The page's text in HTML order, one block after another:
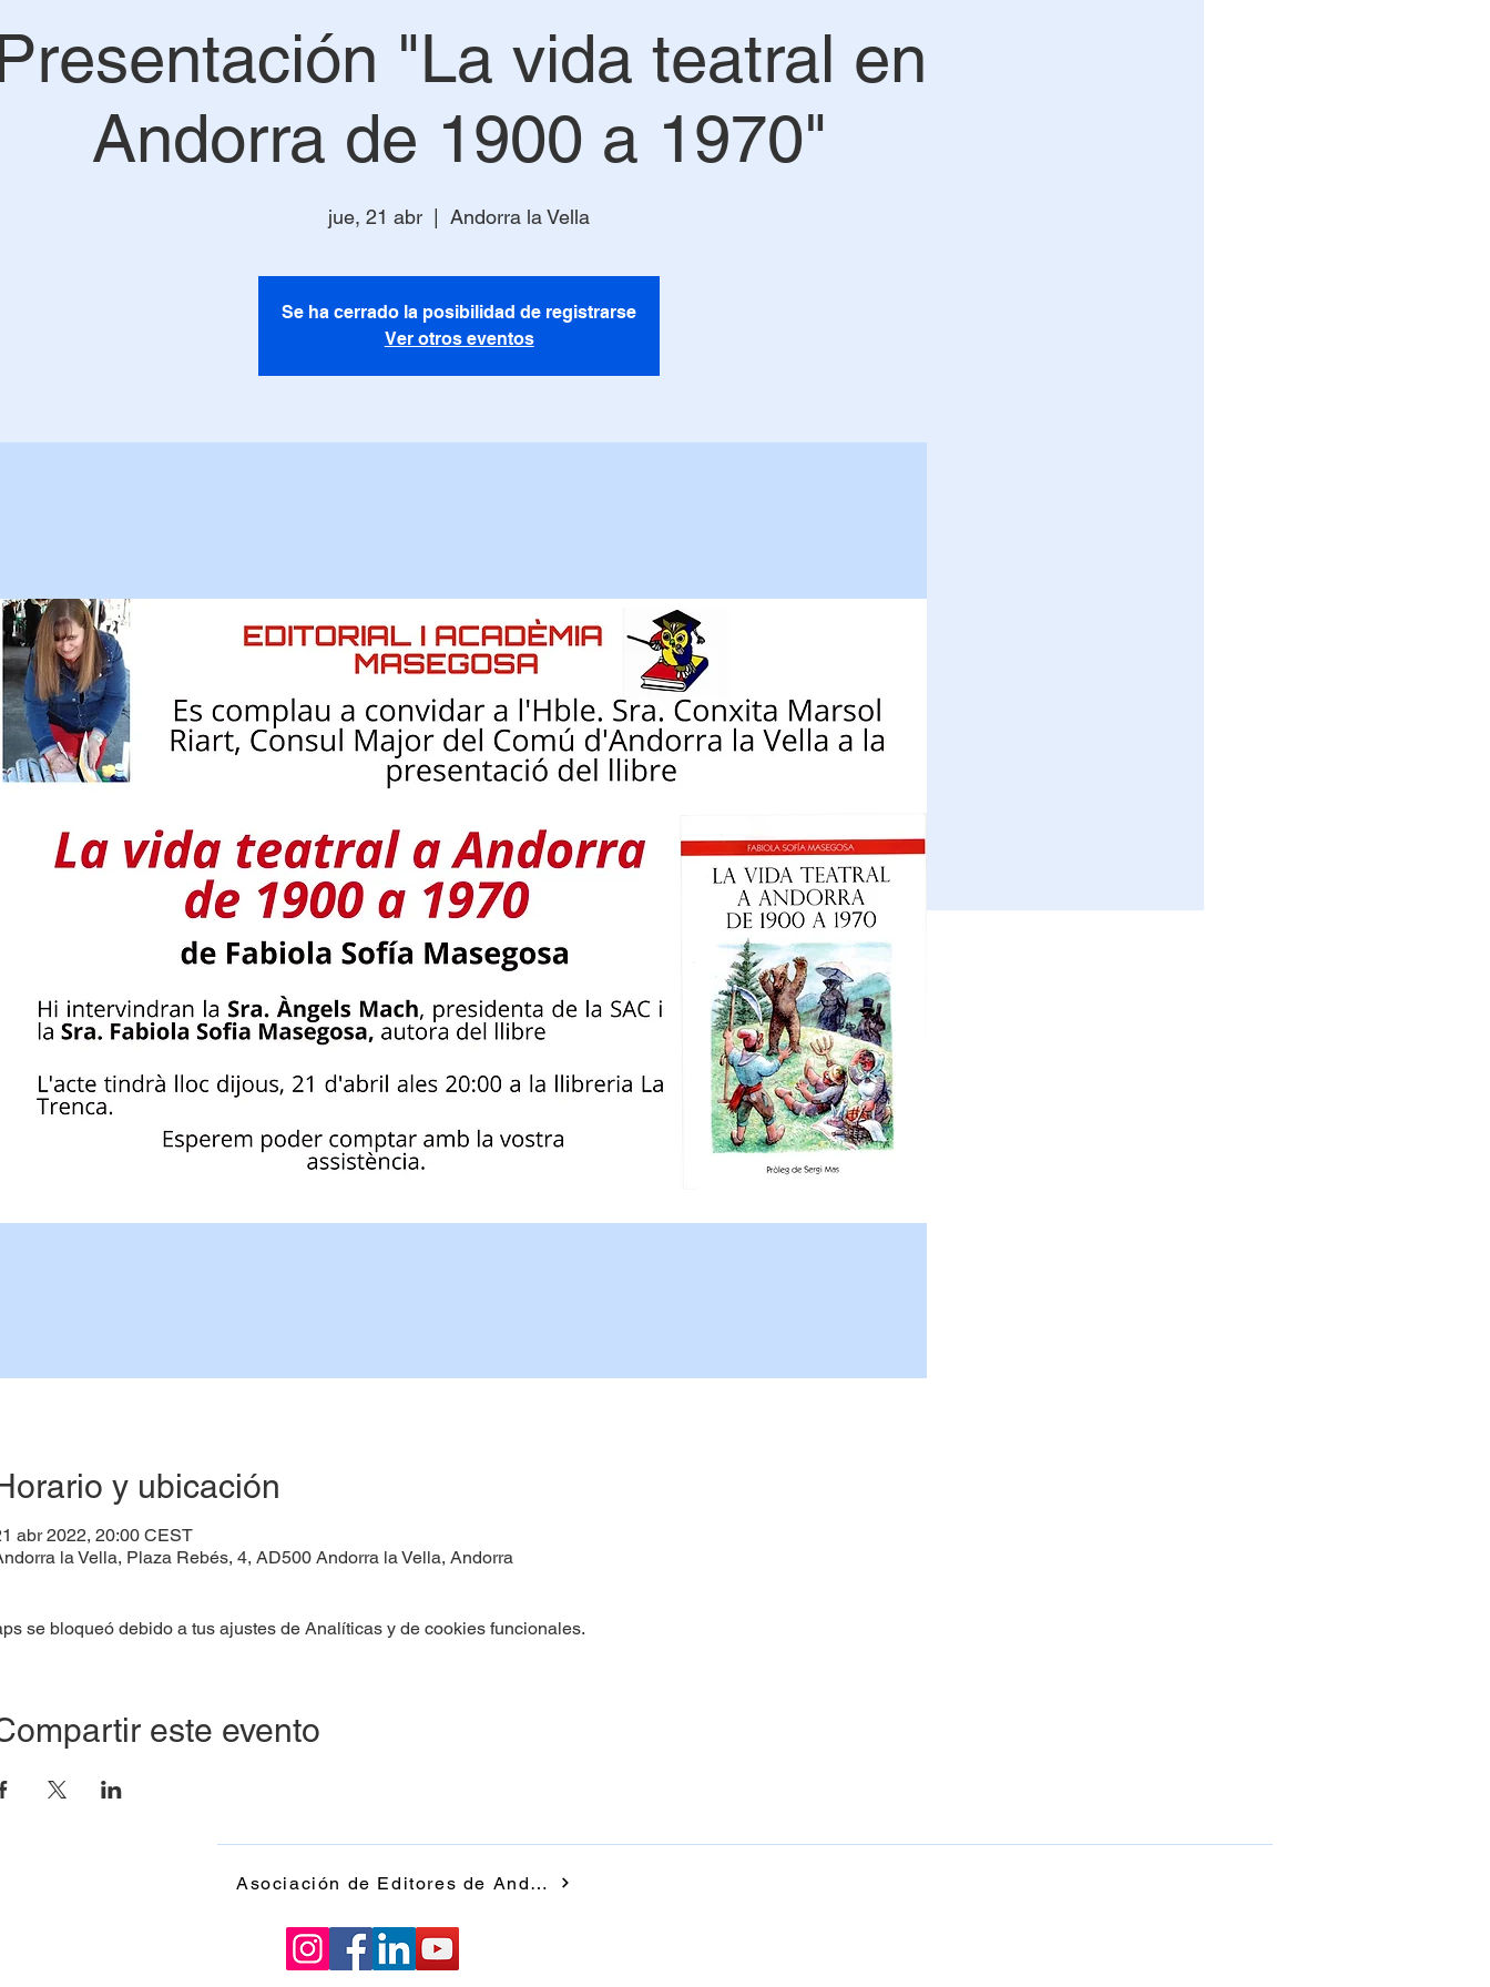
"La vida teatral en
Andorra de 1900 a 1970"
jue, 21 abr
  |
Andorra la Vella
Se ha cerrado la posibilidad de registrarse
Ver otros eventos
y ubicación
abr 2022, 20:00 CEST
la Vella, Plaza Rebés, 4, AD500 Andorra la Vella, Andorra
se bloqueó debido a tus ajustes de Analíticas y de cookies funcionales.
este evento
Asociación de Editores de Andorra